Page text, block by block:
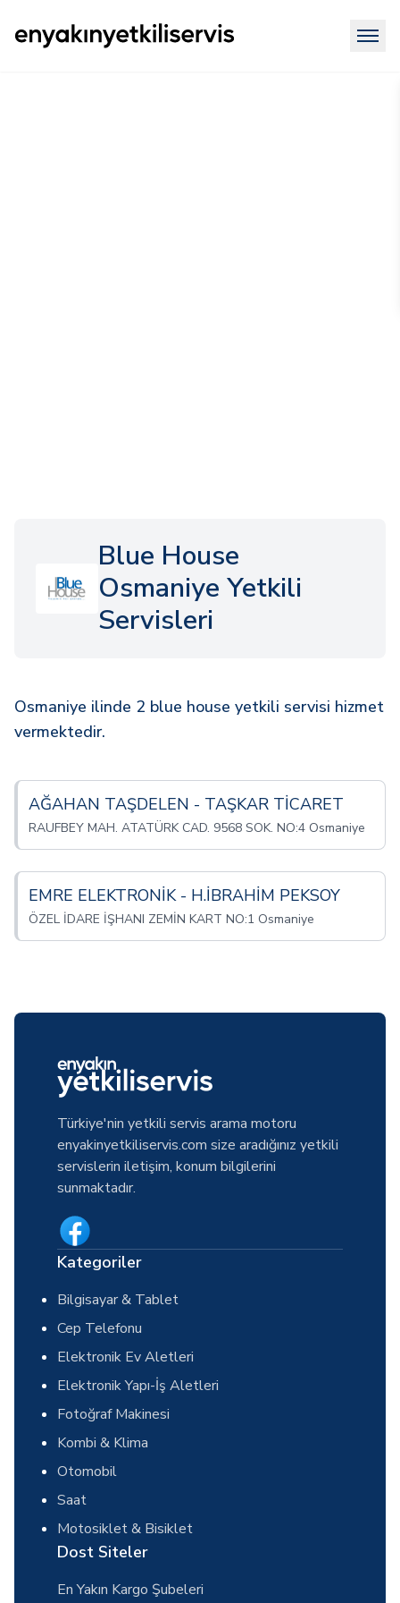
Blue House
Osmaniye Yetkili
Servisleri
Osmaniye ilinde 2 blue house yetkili servisi hizmet
vermektedir.
AĞAHAN TAŞDELEN - TAŞKAR TİCARET
RAUFBEY MAH. ATATÜRK CAD. 9568 SOK. NO:4 Osmaniye
EMRE ELEKTRONİK - H.İBRAHİM PEKSOY
ÖZEL İDARE İŞHANI ZEMİN KART NO:1 Osmaniye
Türkiye'nin yetkili servis arama motoru
enyakinyetkiliservis.com size aradığınız yetkili
servislerin iletişim, konum bilgilerini
sunmaktadır.
Kategoriler
Bilgisayar & Tablet
Cep Telefonu
Elektronik Ev Aletleri
Elektronik Yapı-İş Aletleri
Fotoğraf Makinesi
Kombi & Klima
Otomobil
Saat
Motosiklet & Bisiklet
Dost Siteler
En Yakın Kargo Şubeleri